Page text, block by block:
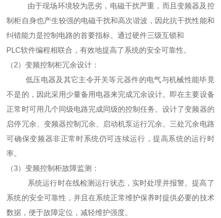
由于现场环境较为恶劣，电磁干扰严重，而且变频器及控
制柜自身也产生较强的电磁干扰和高次谐波，因此抗干扰性能和
纠错能力是控制电路的首要指标。通过硬件三级互锁和
PLC软件编程相联合，有效地提高了系统的安全可靠性。
（2）变频控制柜冗余设计：
低压电器及其它主令开关等元器件的电气与机械性能毕竟
不是的，因此采用少量备用电器来完成冗余设计。即在主要设备
正常时可用几个同级电路完成同级的控制任务。设计了变频器的
启停冗余、变频器控制冗余、启动机泵运行冗余。三处冗余电路
可确保变频器非正常时系统仍可连续运行，提高系统的运行时
率。
（3）变频控制柜故障监测：
系统运行时在线检测运行状态，实时处理并报警。提高了
系统的安全可靠性，并且在系统正常维护保养时提供必要的技术
数据，便于故障定位，减轻维护强度。